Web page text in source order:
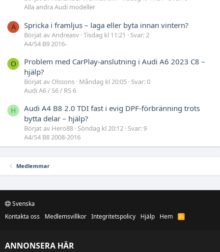
Alla andra Audi modeller
A Spricka i framljus – laga eller byta innan vintern?
Börjat av Andreasv Tisdag kl 11:21
Svar: 2
A4/S4 B9 2016-
O
Problem med CarPlay-anslutning i Audi A6 2023 C8 –
hjälp?
Börjat av Olssons Måndag kl 20:05 Svar: 0
Audi A6 / S6 / RS 6
H
Audi A4 B8 2.0 TDI fast i evig DPF-förbränning trots
bytta delar – hjälp?
Börjat av Hero88 Söndag kl 20:12 Svar: 9
A4/S4 B8 2008-2016
Medlemmar
Svenska
Kontakta oss
Medlemsvillkor Integritetspolicy Hjälp Hem
R
ANNONSERA HÄR